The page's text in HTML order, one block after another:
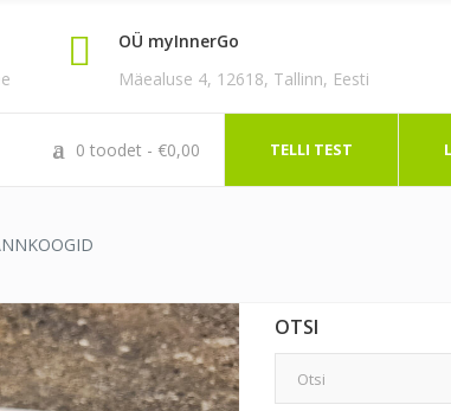
OÜ myInnerGo
Mäealuse 4, 12618, Tallinn, Eesti
0 0 toodet €0,00 TELLI TEST
OTSI